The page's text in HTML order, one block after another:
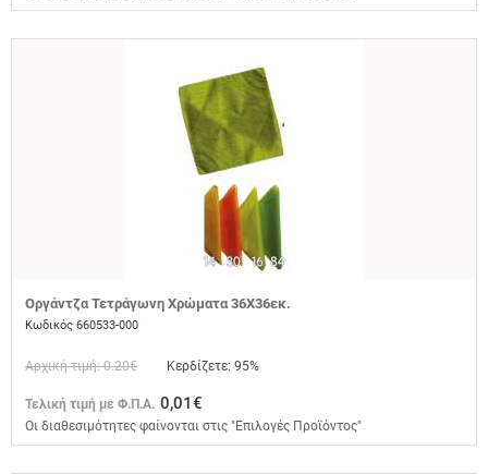
Οργάντζα Τετράγωνη Χρώματα 36Χ36εκ.
Κωδικός 660533-000
Αρχική τιμή: 0.20€ Κερδίζετε: 95%
Τελική τιμή με Φ.Π.Α. 0,01€
Οι διαθεσιμότητες φαίνονται στις "Επιλογές Προϊόντος"